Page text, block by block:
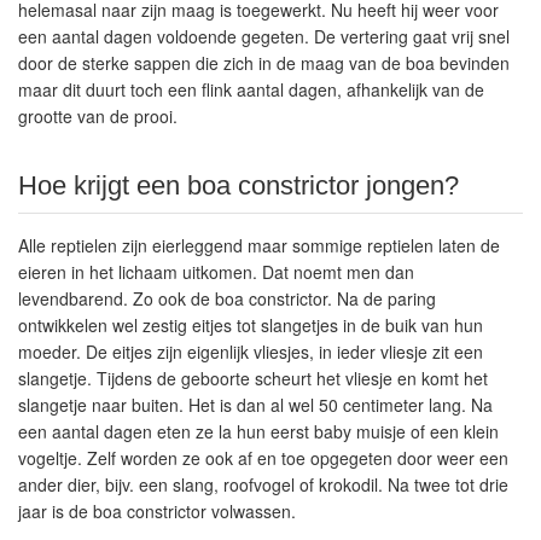
helemasal naar zijn maag is toegewerkt. Nu heeft hij weer voor
een aantal dagen voldoende gegeten. De vertering gaat vrij snel
door de sterke sappen die zich in de maag van de boa bevinden
maar dit duurt toch een flink aantal dagen, afhankelijk van de
grootte van de prooi.
Hoe krijgt een boa constrictor jongen?
Alle reptielen zijn eierleggend maar sommige reptielen laten de
eieren in het lichaam uitkomen. Dat noemt men dan
levendbarend. Zo ook de boa constrictor. Na de paring
ontwikkelen wel zestig eitjes tot slangetjes in de buik van hun
moeder. De eitjes zijn eigenlijk vliesjes, in ieder vliesje zit een
slangetje. Tijdens de geboorte scheurt het vliesje en komt het
slangetje naar buiten. Het is dan al wel 50 centimeter lang. Na
een aantal dagen eten ze la hun eerst baby muisje of een klein
vogeltje. Zelf worden ze ook af en toe opgegeten door weer een
ander dier, bijv. een slang, roofvogel of krokodil. Na twee tot drie
jaar is de boa constrictor volwassen.